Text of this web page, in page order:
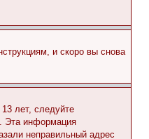
и скоро вы снова
лет, следуйте
Эта информация
неправильный адрес